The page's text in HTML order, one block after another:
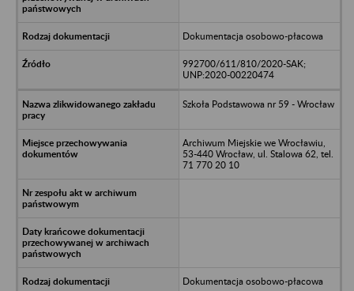
Dokumentacja osobowo-płacowa
992700/611/810/2020-SAK;
UNP:2020-00220474
Szkoła Podstawowa nr 59 - Wrocław
Archiwum Miejskie we Wrocławiu,
53-440 Wrocław, ul. Stalowa 62, tel.
71 770 20 10
Dokumentacja osobowo-płacowa